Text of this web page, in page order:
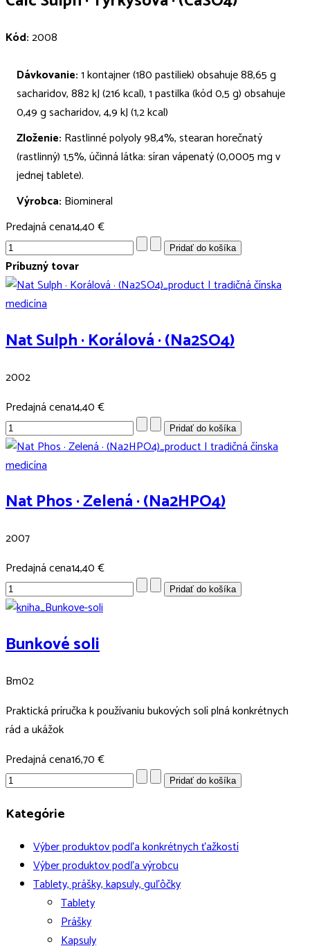
Kód:2008
Dávkovanie:1 kontajner (180 pastiliek) obsahuje 88,65 g
sacharidov, 882 kJ (216 kcal), 1 pastilka (kód 0,5 g) obsahuje
0,49 g sacharidov, 4,9 kJ (1,2 kcal)
Zloženie: Rastlinné polyoly 98,4%, stearan horečnatý
(rastlinný) 1,5%, účinná látka: síran vápenatý (0,0005 mg v
jednej tablete).
Výrobca: Biomineral
Predajná cena14,40 €
Príbuzný tovar
Nat Sulph · Korálová · (Na2SO4)
2002
Predajná cena14,40 €
Nat Phos · Zelená · (Na2HPO4)
2007
Predajná cena14,40 €
Bunkové soli
Bm02
Praktická príručka k používaniu bukových solí plná konkrétnych
rád a ukážok
Predajná cena16,70 €
Kategórie
Výber produktov podľa konkrétnych ťažkostí
Výber produktov podľa výrobcu
Tablety, prášky, kapsuly, guľôčky
Tablety
Prášky
Kapsuly